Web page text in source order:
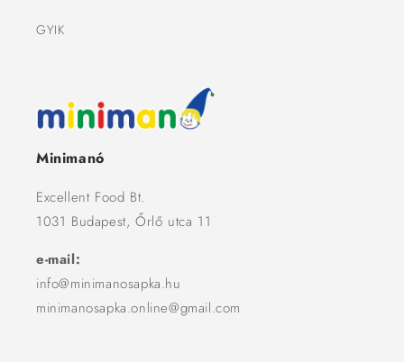
GYIK
Minimanó
Excellent Food Bt.
1031 Budapest, Őrlő utca 11
e-mail:
info@minimanosapka.hu
minimanosapka.online@gmail.com